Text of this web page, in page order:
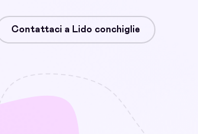
Contattaci a Lido conchiglie